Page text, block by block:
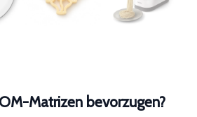
Matrizen bevorzugen?